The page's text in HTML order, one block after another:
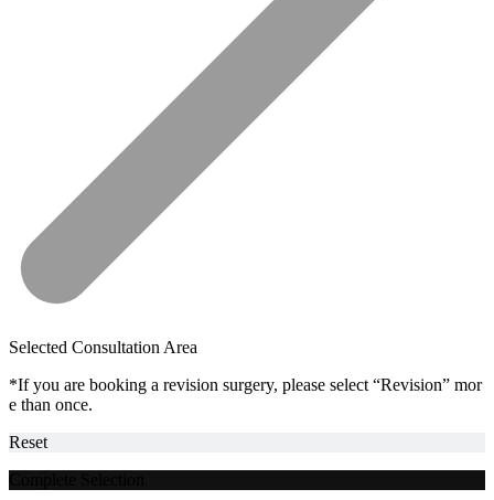
Selected Consultation Area
*If you are booking a revision surgery, please select “Revision” mor
e than once.
Reset